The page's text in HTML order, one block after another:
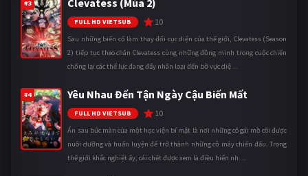
#3
FULL HD VIETSUB 10
Sau những biến cố làm thay đổi cục diện của thế giới, Clevatess (Season
2) tiếp tục theo chân Clevatess cùng những đồng minh trong cuộc chiến
chống lại các thế lực đang đẩy nhân loại đến bờ vực diệ ...
#4 Yêu Nhau Đến Tận Ngày Cậu Biến Mất
FULL HD VIETSUB 10
Ẩn sau bức màn của một học viện bí mật là nơi những cô gái mồ côi được
nuôi dưỡng và huấn luyện để trở thành những cỗ máy chiến đấu. Trong
thế giới khắc nghiệt ấy, cái chết được xem là điều hiển nh ...